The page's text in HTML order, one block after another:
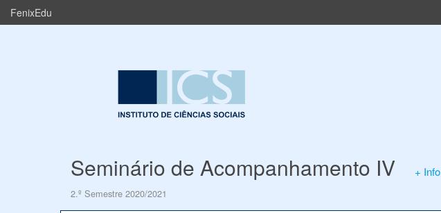
FenixEdu
Seminário de Acompanhamento IV + Info
2.º Semestre 2020/2021